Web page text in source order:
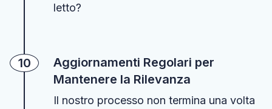
letto?
10
Aggiornamenti Regolari per
Mantenere la Rilevanza
Il nostro processo non termina una volta